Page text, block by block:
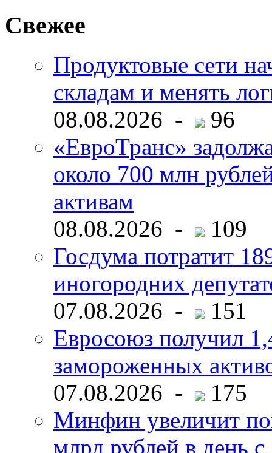
Свежее
Продуктовые сети
складам и менять
08.08.2026 -
96
«ЕвроТранс»
около 700 млн
активам
08.08.2026 -
109
Госдума потратит
иногородних
07.08.2026 -
151
Евросоюз получил
замороженных
07.08.2026 -
175
Минфин увеличит
млрд рублей в день с